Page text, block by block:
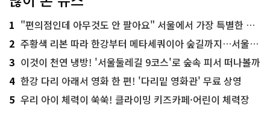
1 "편의점인데 아무것도 안 팔아요" 서울에서 가장 특별한 편의점의 정체
2 주황색 리본 따라 한강부터 메타세쿼이아 숲길까지…서울둘레길 15코스
3 이것이 천연 냉방! '서울둘레길 9코스'로 숲속 피서 떠나볼까
4 한강 다리 아래서 영화 한 편! '다리밑 영화관' 무료 상영
5 우리 아이 체력이 쑥쑥! 클라이밍 키즈카페·어린이 체력장